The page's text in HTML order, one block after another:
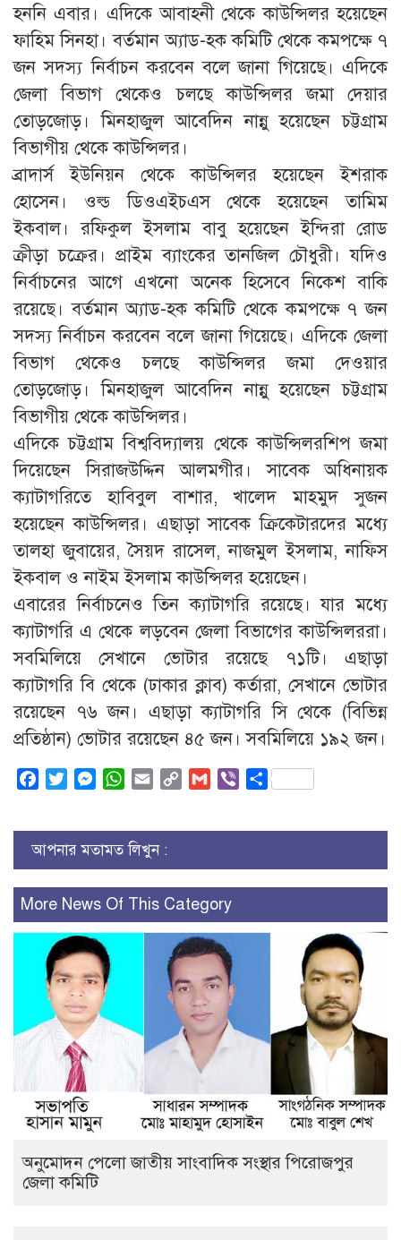
হননি এবার। এদিকে আবাহনী থেকে কাউন্সিলর হয়েছেন
ফাহিম সিনহা। বর্তমান অ্যাড-হক কমিটি থেকে কমপক্ষে ৭
জন সদস্য নির্বাচন করবেন বলে জানা গিয়েছে। এদিকে
জেলা বিভাগ থেকেও চলছে কাউন্সিলর জমা দেয়ার
তোড়জোড়। মিনহাজুল আবেদিন নান্নু হয়েছেন চট্টগ্রাম
বিভাগীয় থেকে কাউন্সিলর।
ব্রাদার্স ইউনিয়ন থেকে কাউন্সিলর হয়েছেন ইশরাক
হোসেন। ওল্ড ডিওএইচএস থেকে হয়েছেন তামিম
ইকবাল। রফিকুল ইসলাম বাবু হয়েছেন ইন্দিরা রোড
ক্রীড়া চক্রের। প্রাইম ব্যাংকের তানজিল চৌধুরী। যদিও
নির্বাচনের আগে এখনো অনেক হিসেবে নিকেশ বাকি
রয়েছে। বর্তমান অ্যাড-হক কমিটি থেকে কমপক্ষে ৭ জন
সদস্য নির্বাচন করবেন বলে জানা গিয়েছে। এদিকে জেলা
বিভাগ থেকেও চলছে কাউন্সিলর জমা দেওয়ার
তোড়জোড়। মিনহাজুল আবেদিন নান্নু হয়েছেন চট্টগ্রাম
বিভাগীয় থেকে কাউন্সিলর।
এদিকে চট্টগ্রাম বিশ্ববিদ্যালয় থেকে কাউন্সিলরশিপ জমা
দিয়েছেন সিরাজউদ্দিন আলমগীর। সাবেক অধিনায়ক
ক্যাটাগরিতে হাবিবুল বাশার, খালেদ মাহমুদ সুজন
হয়েছেন কাউন্সিলর। এছাড়া সাবেক ক্রিকেটারদের মধ্যে
তালহা জুবায়ের, সৈয়দ রাসেল, নাজমুল ইসলাম, নাফিস
ইকবাল ও নাইম ইসলাম কাউন্সিলর হয়েছেন।
এবারের নির্বাচনেও তিন ক্যাটাগরি রয়েছে। যার মধ্যে
ক্যাটাগরি এ থেকে লড়বেন জেলা বিভাগের কাউন্সিলররা।
সবমিলিয়ে সেখানে ভোটার রয়েছে ৭১টি। এছাড়া
ক্যাটাগরি বি থেকে (ঢাকার ক্লাব) কর্তারা, সেখানে ভোটার
রয়েছেন ৭৬ জন। এছাড়া ক্যাটাগরি সি থেকে (বিভিন্ন
প্রতিষ্ঠান) ভোটার রয়েছেন ৪৫ জন। সবমিলিয়ে ১৯২ জন।
FacebookTwitterMessenger
WhatsApp
Email
Copy
Gmail ViberShare
আপনার মতামত লিখুন :
More News Of This Category
অনুমোদন পেলো জাতীয় সাংবাদিক সংস্থার পিরোজপুর
জেলা কমিটি